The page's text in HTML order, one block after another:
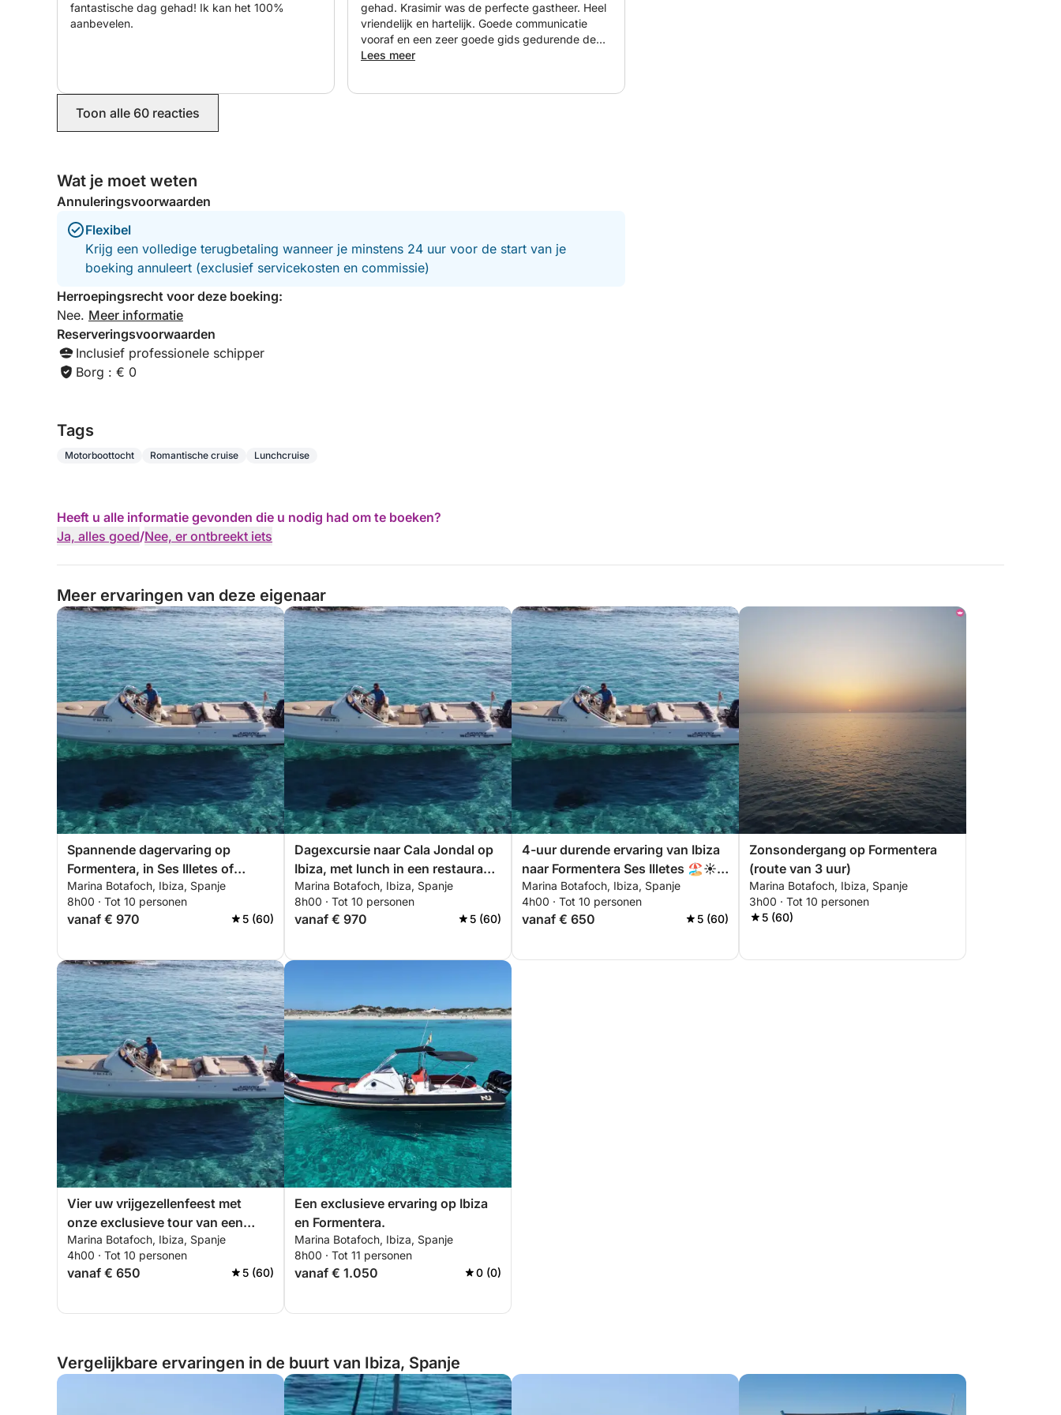
Daarna keren we terug naar Ibiza.
Kies uw favoriete reisroute voor een onvergetelijke 8 uur durende verkenning van de prachtige
fantastische dag gehad! Ik kan het 100%
aanbevelen.
gehad. Krasimir was de perfecte gastheer. Heel
vriendelijk en hartelijk. Goede communicatie
vooraf en een zeer goede gids gedurende de
dag.
Lees meer
Toon alle 60 reacties
Wat je moet weten
Annuleringsvoorwaarden
Flexibel
Krijg een volledige terugbetaling wanneer je minstens 24 uur voor de start van je
boeking annuleert (exclusief servicekosten en commissie)
Herroepingsrecht voor deze boeking:
Nee. Meer informatie
Reserveringsvoorwaarden
Inclusief professionele schipper
Borg : € 0
Tags
Motorboottocht Romantische cruise Lunchcruise
Heeft u alle informatie gevonden die u nodig had om te boeken?
Ja, alles goed/Nee, er ontbreekt iets
Meer ervaringen van deze eigenaar
Spannende dagervaring op
Formentera, in Ses Illetes of
Levante Beach 🏖️☀️🌊
Marina Botafoch, Ibiza, Spanje
8h00 · Tot 10 personen
vanaf € 970 5 (60)
Dagexcursie naar Cala Jondal op
Ibiza, met lunch in een restaurant
naar keuze
Marina Botafoch, Ibiza, Spanje
8h00 · Tot 10 personen
vanaf € 970 5 (60)
4-uur durende ervaring van Ibiza
naar Formentera Ses Illetes 🏖️☀️
🌊
Marina Botafoch, Ibiza, Spanje
4h00 · Tot 10 personen
vanaf € 650 5 (60)
Zonsondergang op Formentera
(route van 3 uur)
Marina Botafoch, Ibiza, Spanje
3h00 · Tot 10 personen
5 (60)
Vier uw vrijgezellenfeest met
onze exclusieve tour van een
halve dag (4 uur) naar Illetes,
Formentera of Sa Caleta, het
zuiden van Ibiza.
Marina Botafoch, Ibiza, Spanje
4h00 · Tot 10 personen
vanaf € 650 5 (60)
Een exclusieve ervaring op Ibiza
en Formentera.
Marina Botafoch, Ibiza, Spanje
8h00 · Tot 11 personen
vanaf € 1.050 0 (0)
Vergelijkbare ervaringen in de buurt van Ibiza, Spanje